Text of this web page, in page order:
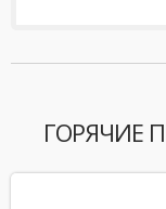
ГОРЯЧИЕ